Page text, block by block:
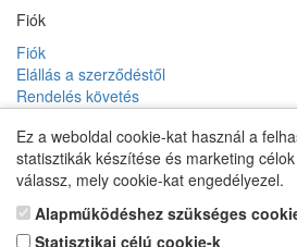
Fiók
Fiók
Elállás a szerződéstől
Rendelés követés
Hírlevél
Karikafülbevaló webáruház
Ez a weboldal cookie-kat használ a
statisztikák készítése és marketing
válassz, mely cookie-kat engedélyezel.
Alapműködéshez szükséges
Statisztikai célú cookie-k